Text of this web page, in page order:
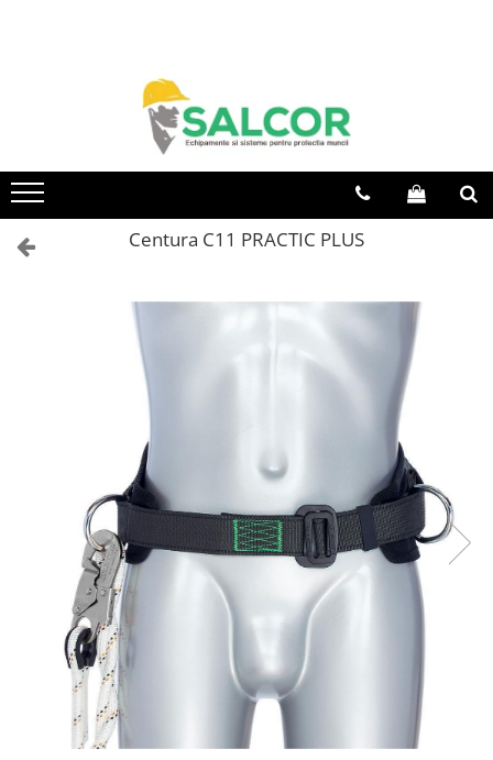
Articole unica folosinta
Camasi
Costum-Salopeta
Imbracaminte Femei
Jachete de iarna
Jachete/Bluze Salopeta
Pantaloni cu pieptar
Pantaloni de lucru
Pantaloni scurti
Pelerine de ploaie
Protectie termica
Centura C11 PRACTIC PLUS